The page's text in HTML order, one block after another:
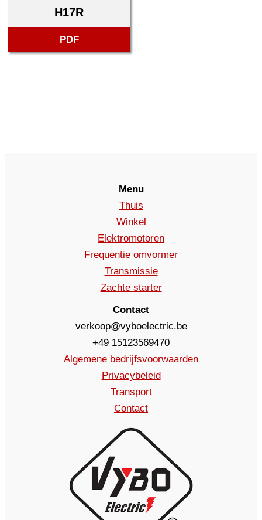
H17R
PDF
Menu
Thuis
Winkel
Elektromotoren
Frequentie omvormer
Transmissie
Zachte starter
Contact
verkoop@vyboelectric.be
+49 15123569470
Algemene bedrijfsvoorwaarden
Privacybeleid
Transport
Contact